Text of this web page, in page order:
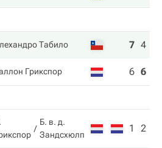
Табило 7 4
Грикспор 6 6
Б. в. д.
Зандсхюлп
1 2